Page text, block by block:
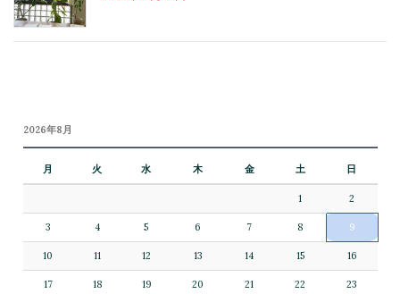
2026年8月
月 火 水 木 金 土 日
1 2
3 4 5 6 7 8 9
10 11 12 13 14 15 16
17 18 19 20 21 22 23